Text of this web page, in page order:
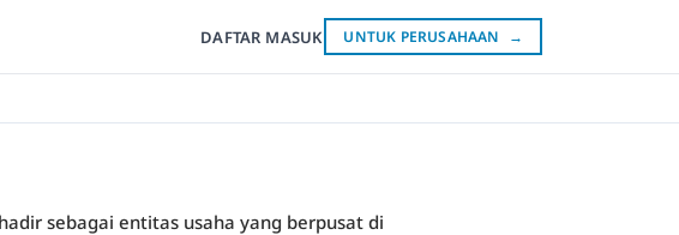
DAFTAR MASUK UNTUK PERUSAHAAN →
sebagai entitas usaha yang berpusat di